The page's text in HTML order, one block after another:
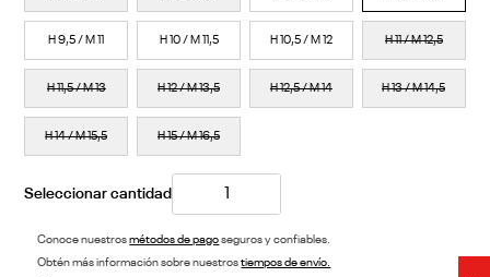
H 9,5 / M 11 H 10 / M 11,5 H 10,5 / M 12 H 11 / M 12,5
H 11,5 / M 13 H 12 / M 13,5 H 12,5 / M 14 H 13 / M 14,5
H 14 / M 15,5 H 15 / M 16,5
Conoce nuestrosmétodos de pagoseguros y confiables.
Obtén más información sobre nuestrostiempos de envío.